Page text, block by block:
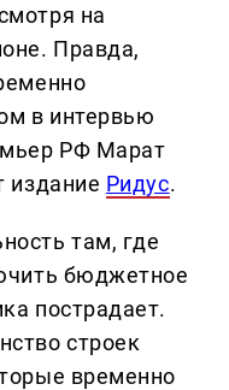
на
Правда,
в интервью
РФ Марат
издание Ридус.
там, где
бюджетное
пострадает.
строек
временно